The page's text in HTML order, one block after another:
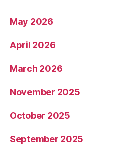
May 2026
April 2026
March 2026
November 2025
October 2025
September 2025